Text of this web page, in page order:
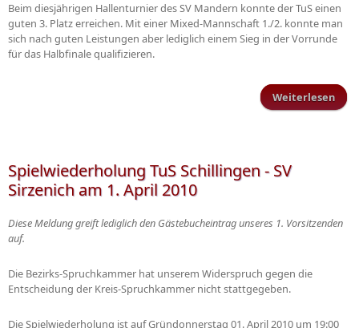
Beim diesjährigen Hallenturnier des SV Mandern konnte der TuS einen
guten 3. Platz erreichen. Mit einer Mixed-Mannschaft 1./2. konnte man
sich nach guten Leistungen aber lediglich einem Sieg in der Vorrunde
für das Halbfinale qualifizieren.
Weiterlesen
in
Spielwiederholung TuS Schillingen - SV
Sirzenich am 1. April 2010
Diese Meldung greift lediglich den Gästebucheintrag unseres 1. Vorsitzenden
auf.
Die Bezirks-Spruchkammer hat unserem Widerspruch gegen die
Entscheidung der Kreis-Spruchkammer nicht stattgegeben.
Die Spielwiederholung ist auf Gründonnerstag 01. April 2010 um 19:00